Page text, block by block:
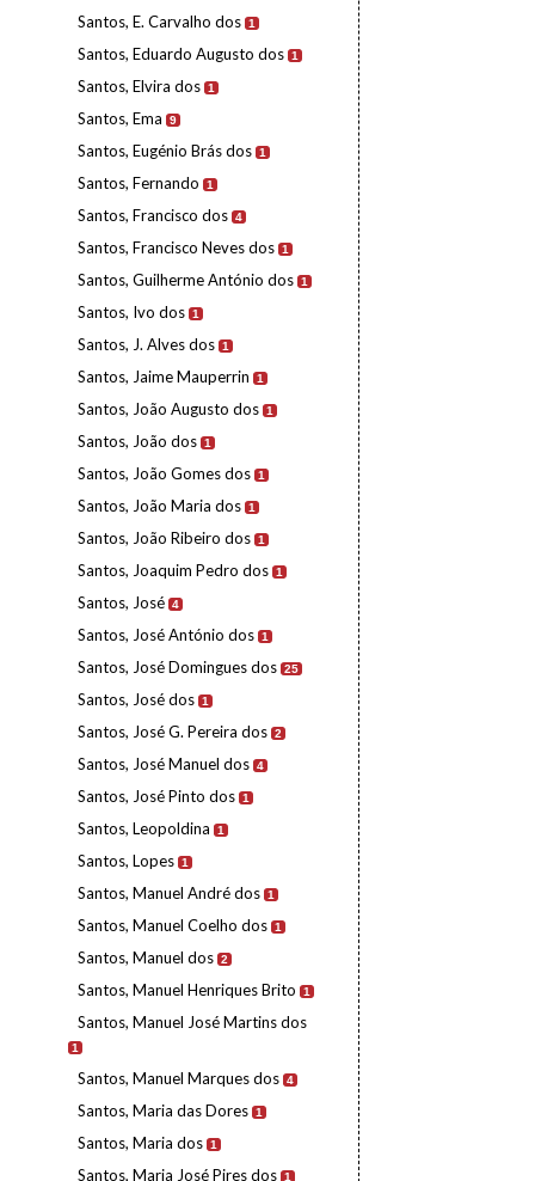
Santos, E. Carvalho dos 1
Santos, Eduardo Augusto dos 1
Santos, Elvira dos 1
Santos, Ema 9
Santos, Eugénio Brás dos 1
Santos, Fernando 1
Santos, Francisco dos 4
Santos, Francisco Neves dos 1
Santos, Guilherme António dos 1
Santos, Ivo dos 1
Santos, J. Alves dos 1
Santos, Jaime Mauperrin 1
Santos, João Augusto dos 1
Santos, João dos 1
Santos, João Gomes dos 1
Santos, João Maria dos 1
Santos, João Ribeiro dos 1
Santos, Joaquim Pedro dos 1
Santos, José 4
Santos, José António dos 1
Santos, José Domingues dos 25
Santos, José dos 1
Santos, José G. Pereira dos 2
Santos, José Manuel dos 4
Santos, José Pinto dos 1
Santos, Leopoldina 1
Santos, Lopes 1
Santos, Manuel André dos 1
Santos, Manuel Coelho dos 1
Santos, Manuel dos 2
Santos, Manuel Henriques Brito 1
Santos, Manuel José Martins dos
1
Santos, Manuel Marques dos 4
Santos, Maria das Dores 1
Santos, Maria dos 1
Santos, Maria José Pires dos 1